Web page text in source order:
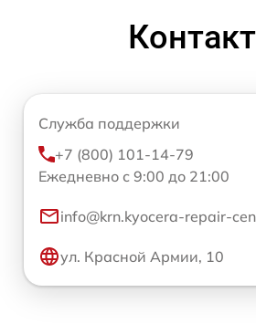
Служба поддержки
+7 (800) 101-14-79
Ежедневно с 9:00 до 21:00
info@krn.kyocera-repair-
ул. Красной Армии, 10